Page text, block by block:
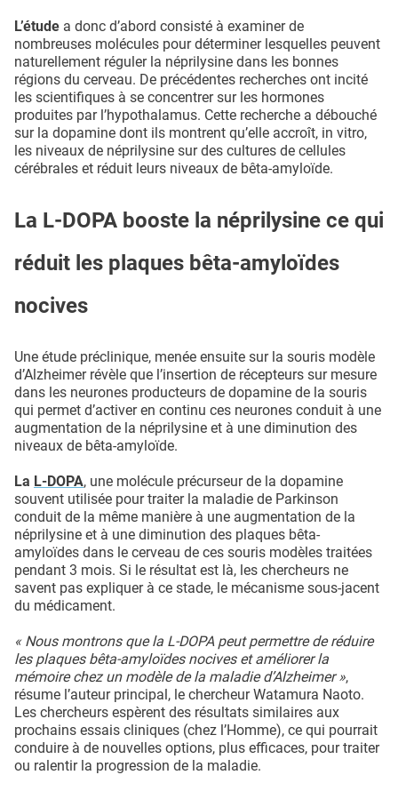
L’étude a donc d’abord consisté à examiner de
nombreuses molécules pour déterminer lesquelles peuvent
naturellement réguler la néprilysine dans les bonnes
régions du cerveau. De précédentes recherches ont incité
les scientifiques à se concentrer sur les hormones
produites par l’hypothalamus. Cette recherche a débouché
sur la dopamine dont ils montrent qu’elle accroît, in vitro,
les niveaux de néprilysine sur des cultures de cellules
cérébrales et réduit leurs niveaux de bêta-amyloïde.
La L-DOPA booste la néprilysine ce qui
réduit les plaques bêta-amyloïdes
nocives
Une étude préclinique, menée ensuite sur la souris modèle
d’Alzheimer révèle que l’insertion de récepteurs sur mesure
dans les neurones producteurs de dopamine de la souris
qui permet d’activer en continu ces neurones conduit à une
augmentation de la néprilysine et à une diminution des
niveaux de bêta-amyloïde.
La L-DOPA, une molécule précurseur de la dopamine
souvent utilisée pour traiter la maladie de Parkinson
conduit de la même manière à une augmentation de la
néprilysine et à une diminution des plaques bêta-
amyloïdes dans le cerveau de ces souris modèles traitées
pendant 3 mois. Si le résultat est là, les chercheurs ne
savent pas expliquer à ce stade, le mécanisme sous-jacent
du médicament.
« Nous montrons que la L-DOPA peut permettre de réduire
les plaques bêta-amyloïdes nocives et améliorer la
mémoire chez un modèle de la maladie d’Alzheimer »,
résume l’auteur principal, le chercheur Watamura Naoto.
Les chercheurs espèrent des résultats similaires aux
prochains essais cliniques (chez l’Homme), ce qui pourrait
conduire à de nouvelles options, plus efficaces, pour traiter
ou ralentir la progression de la maladie.